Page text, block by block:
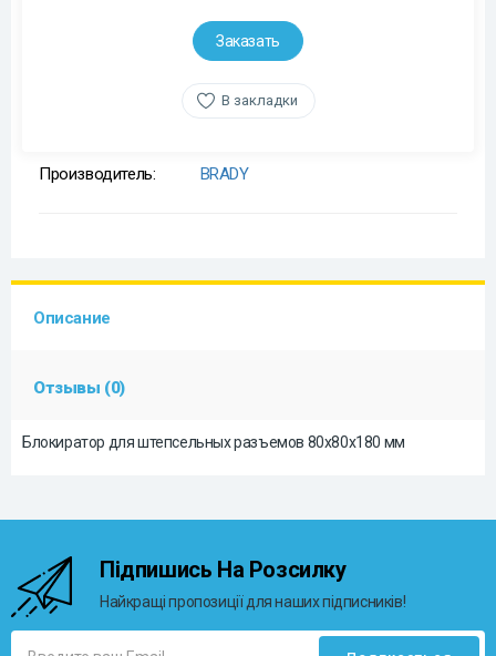
Заказать
В закладки
Производитель: BRADY
Описание
Отзывы (0)
Блокиратор для штепсельных разъемов 80х80х180 мм
Підпишись На Розсилку
Найкращі пропозиції для наших підписників!